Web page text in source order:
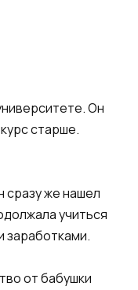
Он
старше.
сразу же нашел
учиться
заработками.​
от бабушки